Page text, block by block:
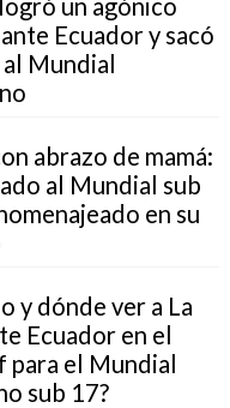
un agónico
Ecuador y sacó
al Mundial
abrazo de mamá:
al Mundial sub
en su
y dónde ver a La
Ecuador en el
para el Mundial
sub 17?